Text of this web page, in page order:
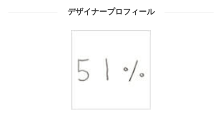
デザイナープロフィール